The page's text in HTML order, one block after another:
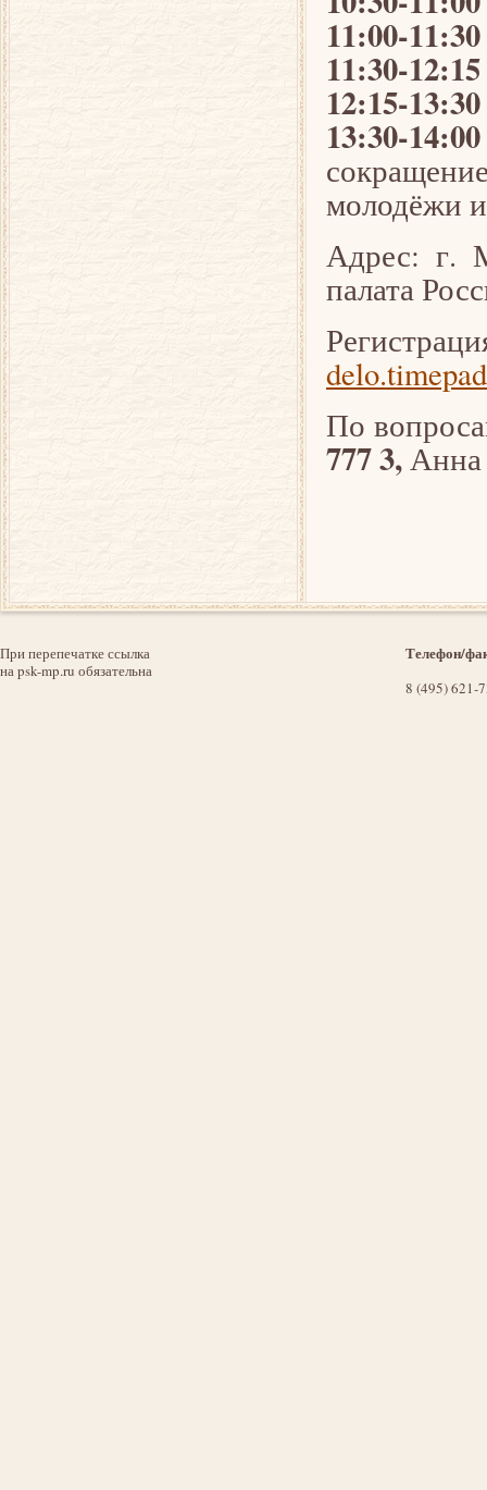
11:00-11:30
11:30-12:15
12:15-13:30
13:30-14:00
молодёжи
Адрес: г.
палата
По
777 3,Анна
При перепечатке ссылка
на psk-mp.ru обязательна
Телефон/
8 (495) 621-